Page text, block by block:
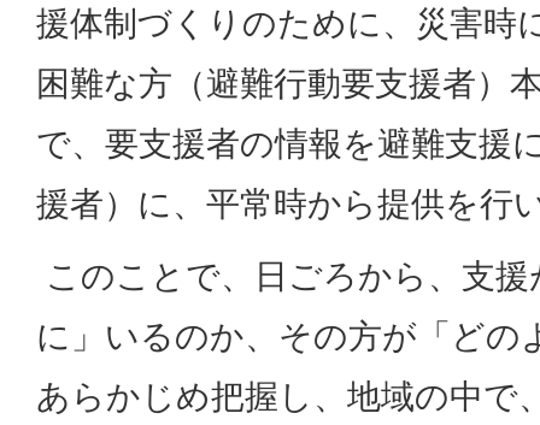
援体制づくりのために、災害時
困難な方（避難行動要支援者）
で、要支援者の情報を避難支援
援者）に、平常時から提供を行
このことで、日ごろから、支
に」いるのか、その方が「どの
あらかじめ把握し、地域の中で